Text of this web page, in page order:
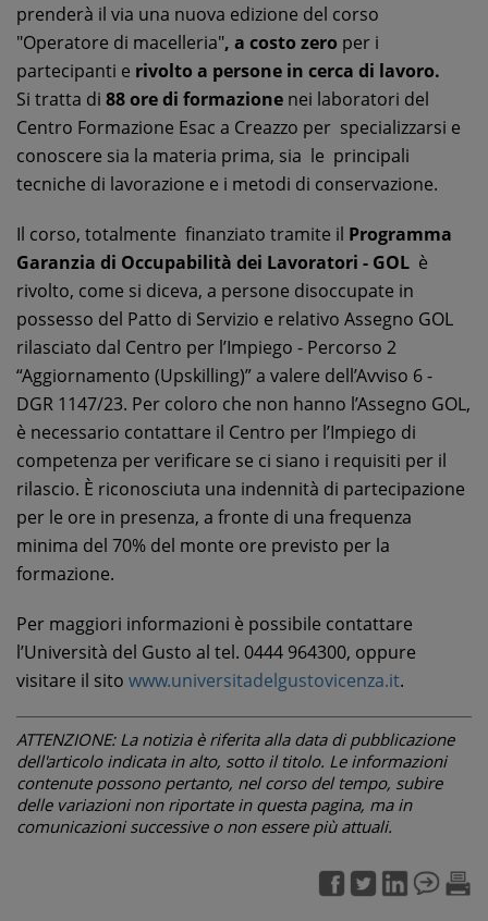
prenderà il via una nuova edizione del corso
"Operatore di macelleria", a costo zero per i
partecipanti e rivolto a persone in cerca di lavoro.
Si tratta di 88 ore di formazione nei laboratori del
Centro Formazione Esac a Creazzo per specializzarsi e
conoscere sia la materia prima, sia le principali
tecniche di lavorazione e i metodi di conservazione.
Il corso, totalmente finanziato tramite il Programma
Garanzia di Occupabilità dei Lavoratori - GOL è
rivolto, come si diceva, a persone disoccupate in
possesso del Patto di Servizio e relativo Assegno GOL
rilasciato dal Centro per l’Impiego - Percorso 2
“Aggiornamento (Upskilling)” a valere dell’Avviso 6 -
DGR 1147/23. Per coloro che non hanno l’Assegno GOL,
è necessario contattare il Centro per l’Impiego di
competenza per verificare se ci siano i requisiti per il
rilascio. È riconosciuta una indennità di partecipazione
per le ore in presenza, a fronte di una frequenza
minima del 70% del monte ore previsto per la
formazione.
Per maggiori informazioni è possibile contattare
l’Università del Gusto al tel. 0444 964300, oppure
visitare il sito www.universitadelgustovicenza.it.
ATTENZIONE: La notizia è riferita alla data di pubblicazione
dell'articolo indicata in alto, sotto il titolo. Le informazioni
contenute possono pertanto, nel corso del tempo, subire
delle variazioni non riportate in questa pagina, ma in
comunicazioni successive o non essere più attuali.